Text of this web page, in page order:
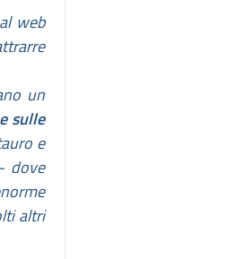
web
un
sulle
e
dove
altri